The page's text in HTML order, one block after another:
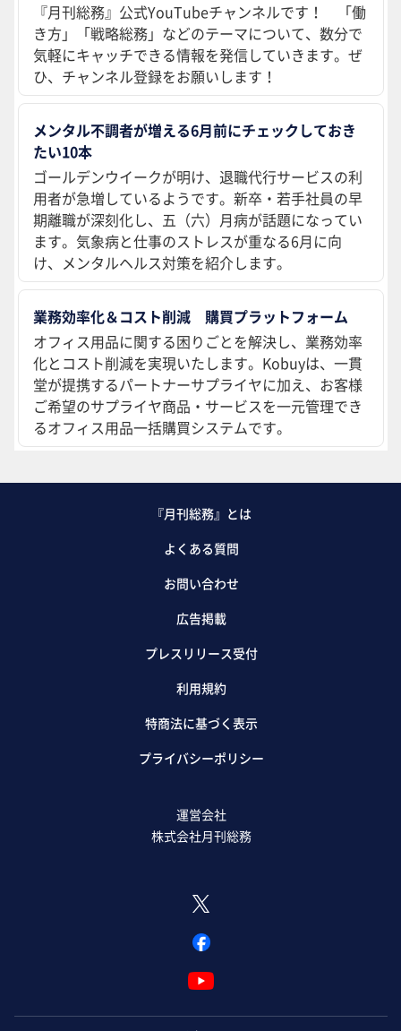
『月刊総務』公式YouTubeチャンネルです！ 「働
き方」「戦略総務」などのテーマについて、数分で
気軽にキャッチできる情報を発信していきます。ぜ
ひ、チャンネル登録をお願いします！
メンタル不調者が増える6月前にチェックしておき
たい10本
ゴールデンウイークが明け、退職代行サービスの利
用者が急増しているようです。新卒・若手社員の早
期離職が深刻化し、五（六）月病が話題になってい
ます。気象病と仕事のストレスが重なる6月に向
け、メンタルヘルス対策を紹介します。
業務効率化＆コスト削減 購買プラットフォーム
オフィス用品に関する困りごとを解決し、業務効率
化とコスト削減を実現いたします。Kobuyは、一貫
堂が提携するパートナーサプライヤに加え、お客様
ご希望のサプライヤ商品・サービスを一元管理でき
るオフィス用品一括購買システムです。
『月刊総務』とは
よくある質問
お問い合わせ
広告掲載
プレスリリース受付
利用規約
特商法に基づく表示
プライバシーポリシー
運営会社
株式会社月刊総務